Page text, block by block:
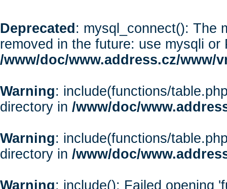
Deprecated : mysql_connect(): The
removed in the future: use mysqli or
/www/doc/www.address.cz/www/
Warning: include(functions/
directory in /www/doc/
Warning: include(functions/
directory in /www/doc/
Warning: include(): Failed opening